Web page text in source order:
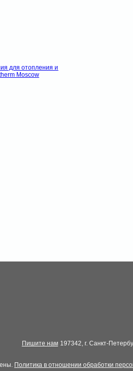
для отопления и
Moscow
Политика в отношении обработки
Пишите нам 197342, г. Санкт-